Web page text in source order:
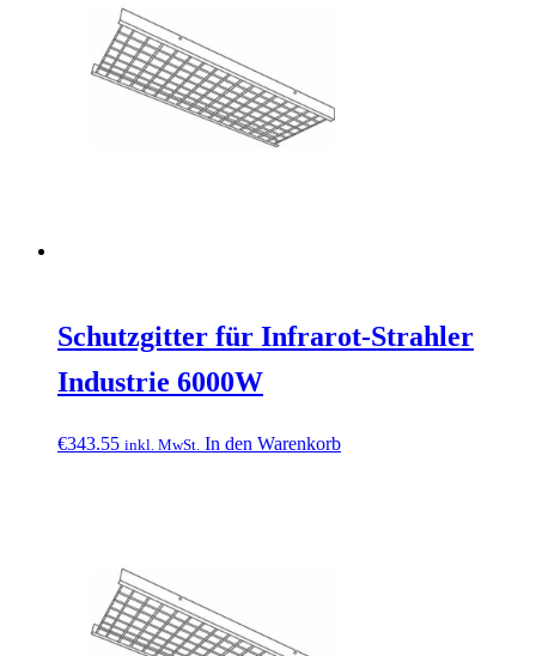
Schutzgitter für Infrarot-Strahler
Industrie 6000W
€343.55 inkl. MwSt. In den Warenkorb